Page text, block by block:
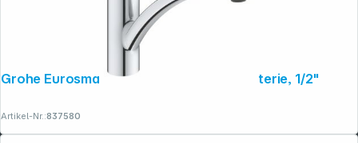
Grohe Eurosmart Einhand-Spueltischbatterie, 1/2"
Artikel-Nr.:837580